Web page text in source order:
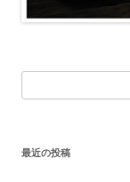
索:
最近の投稿